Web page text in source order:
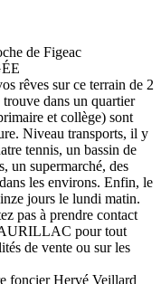
de Figeac
rêves sur ce terrain de 2
dans un quartier
et collège) sont
Niveau transports, il y
tennis, un bassin de
un supermarché, des
les environs. Enfin, le
jours le lundi matin.
pas à prendre contact
pour tout
de vente ou sur les
foncier Hervé Veillard